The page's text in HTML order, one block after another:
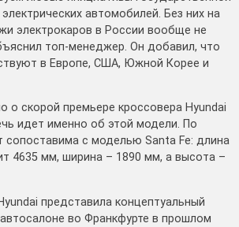
автомобилей. Без них на
электрокаров в России вообще не
топ-менеджер. Он добавил, что
в Европе, США, Южной Корее и
о скорой премьере кроссовера Hyundai
идет именно об этой модели. По
сопоставима с моделью Santa Fe: длина
4635 мм, ширина – 1890 мм, а высота –
представила концептуальный
во Франкфурте в прошлом